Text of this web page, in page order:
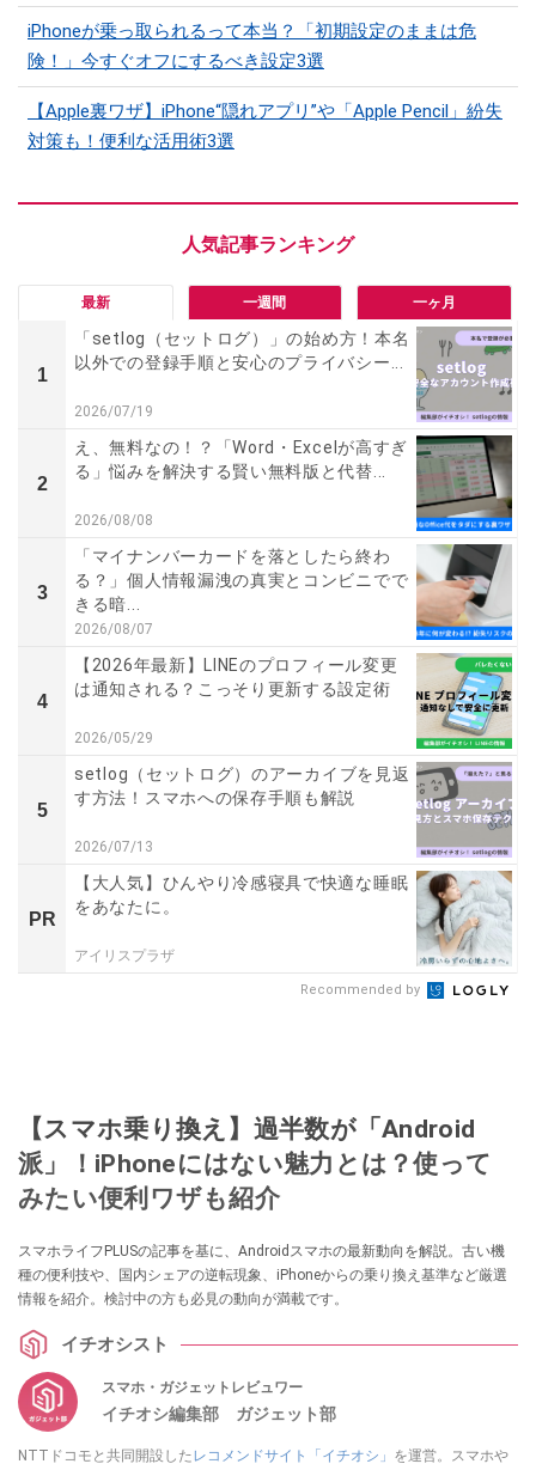
iPhoneが乗っ取られるって本当？「初期設定のままは危
険！」今すぐオフにするべき設定3選
【Apple裏ワザ】iPhone“隠れアプリ”や「Apple Pencil」紛失
対策も！便利な活用術3選
最新 一週間 一ヶ月
1
「setlog（セットログ）」の始め方！本名
以外での登録手順と安心のプライバシー...
2026/07/19
2
え、無料なの！？「Word・Excelが高すぎ
る」悩みを解決する賢い無料版と代替...
2026/08/08
3
「マイナンバーカードを落としたら終わ
る？」個人情報漏洩の真実とコンビニでで
きる暗...
2026/08/07
4
【2026年最新】LINEのプロフィール変更
は通知される？こっそり更新する設定術
2026/05/29
5
setlog（セットログ）のアーカイブを見返
す方法！スマホへの保存手順も解説
2026/07/13
PR
【大人気】ひんやり冷感寝具で快適な睡眠
をあなたに。
アイリスプラザ
Recommended by
【スマホ乗り換え】過半数が「Android
派」！iPhoneにはない魅力とは？使って
みたい便利ワザも紹介
スマホライフPLUSの記事を基に、Androidスマホの最新動向を解説。古い機
種の便利技や、国内シェアの逆転現象、iPhoneからの乗り換え基準など厳選
情報を紹介。検討中の方も必見の動向が満載です。
イチオシスト
スマホ・ガジェットレビュワー
イチオシ編集部 ガジェット部
NTTドコモと共同開設した レコメンドサイト「イチオシ」 を運営。スマホや